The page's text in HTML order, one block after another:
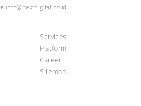
e info@nextdigital.co.id
Services
Platform
Career
Sitemap